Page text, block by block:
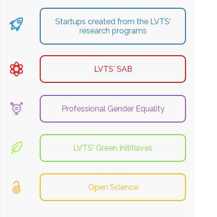
Startups created from the LVTS'
research programs
LVTS' SAB
Professional Gender Equality
LVTS' Green Inititiaves
Open Science